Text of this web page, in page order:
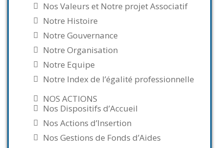
Nos Valeurs et Notre projet Associatif
Notre Histoire
Notre Gouvernance
Notre Organisation
Notre Equipe
Notre Index de l’égalité professionnelle
NOS ACTIONS
Nos Dispositifs d’Accueil
Nos Actions d’Insertion
Nos Gestions de Fonds d’Aides